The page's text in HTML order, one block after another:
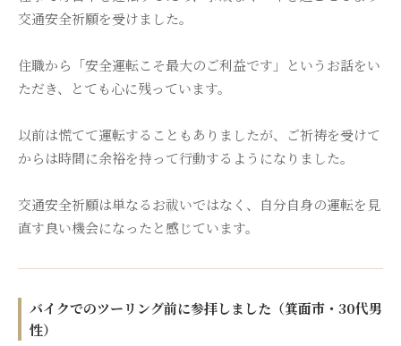
交通安全祈願を受けました。
住職から「安全運転こそ最大のご利益です」というお話をい
ただき、とても心に残っています。
以前は慌てて運転することもありましたが、ご祈祷を受けて
からは時間に余裕を持って行動するようになりました。
交通安全祈願は単なるお祓いではなく、自分自身の運転を見
直す良い機会になったと感じています。
バイクでのツーリング前に参拝しました（箕面市・30代男
性）